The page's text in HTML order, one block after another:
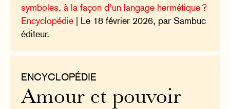
symboles, à la façon d’un langage hermétique ?
Encyclopédie | Le 18 février 2026, par Sambuc
éditeur.
ENCYCLOPÉDIE
Amour et pouvoir